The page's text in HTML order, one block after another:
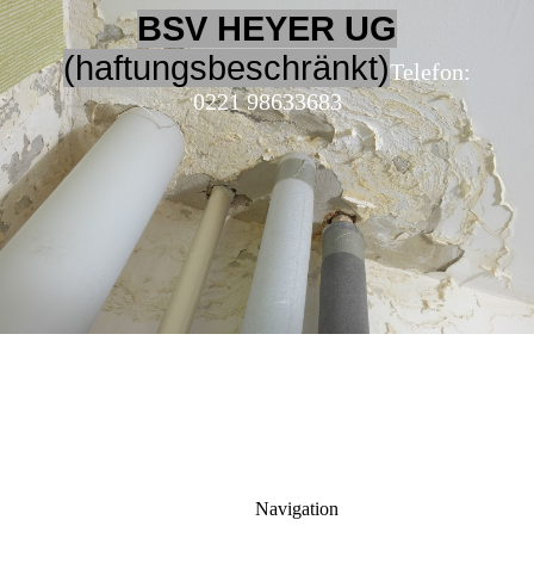
BSV HEYER UG
(haftungsbeschränkt)Telefon:
0221 98633683
Navigation